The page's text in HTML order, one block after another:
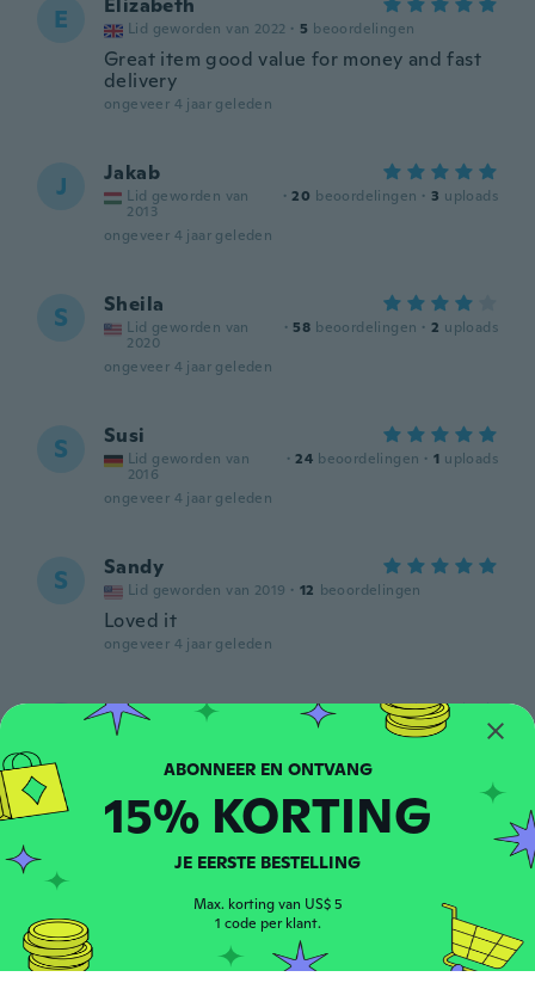
E Elizabeth
Lid geworden van 2022 · 5 beoordelingen
Great item good value for money and fast
delivery
ongeveer 4 jaar geleden
J Jakab
Lid geworden van
2013
· 20 beoordelingen · 3 uploads
ongeveer 4 jaar geleden
S Sheila
Lid geworden van
2020
· 58 beoordelingen · 2 uploads
ongeveer 4 jaar geleden
S Susi
Lid geworden van
2016
· 24 beoordelingen · 1 uploads
ongeveer 4 jaar geleden
S Sandy
Lid geworden van 2019 · 12 beoordelingen
Loved it
ongeveer 4 jaar geleden
Krisztina
beoordelingen
Cuki mint a képen
T
So cute, a little late but love it
ongeveer 4 jaar geleden
ABONNEER EN ONTVANG
15% KORTING
JE EERSTE BESTELLING
Max. korting van US$ 5
1 code per klant.